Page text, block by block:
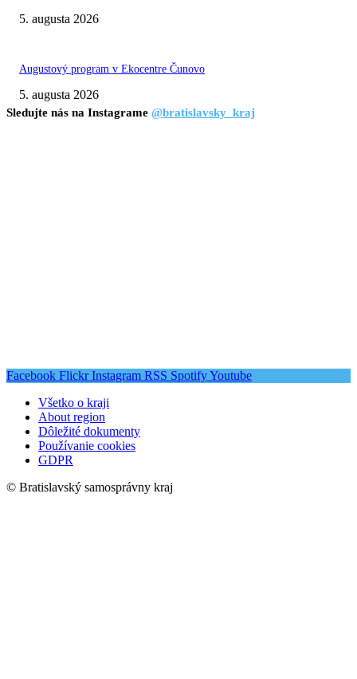
5. augusta 2026
Augustový program v Ekocentre Čunovo
5. augusta 2026
Sledujte nás na Instagrame @bratislavsky_kraj
Facebook Flickr Instagram RSS SpotifyYoutube
Všetko o kraji
About region
Dôležité dokumenty
Používanie cookies
GDPR
© Bratislavský samosprávny kraj